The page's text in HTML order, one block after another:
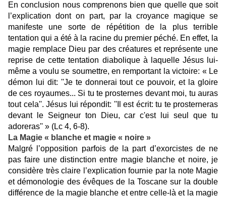
En conclusion nous comprenons bien que quelle que soit
l’explication dont on part, par la croyance magique se
manifeste une sorte de répétition de la plus terrible
tentation qui a été à la racine du premier péché. En effet, la
magie remplace Dieu par des créatures et représente une
reprise de cette tentation diabolique à laquelle Jésus lui-
même a voulu se soumettre, en remportant la victoire: « Le
démon lui dit: ''Je te donnerai tout ce pouvoir, et la gloire
de ces royaumes... Si tu te prosternes devant moi, tu auras
tout cela''. Jésus lui répondit: ''Il est écrit: tu te prosterneras
devant le Seigneur ton Dieu, car c'est lui seul que tu
adoreras'' » (Lc 4, 6-8).
La Magie « blanche et magie « noire »
Malgré l’opposition parfois de la part d’exorcistes de ne
pas faire une distinction entre magie blanche et noire, je
considère très claire l’explication fournie par la note Magie
et démonologie des évêques de la Toscane sur la double
différence de la magie blanche et entre celle-là et la magie